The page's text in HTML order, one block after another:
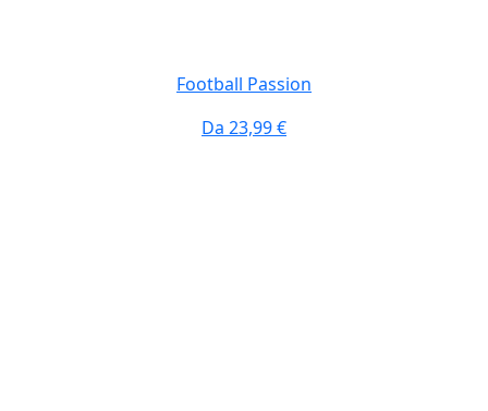
Football Passion
Da 23,99 €